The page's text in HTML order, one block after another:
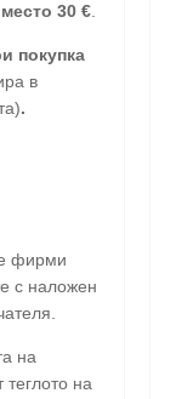
30 €.
покупка
в
.
фирми
с наложен
на
теглото на